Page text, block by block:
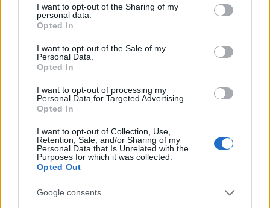
not limited to your visit or usage behaviour. You may click to
grant or deny consent to Google and its third-party tags to
use your data for below specified purposes in below Google
consent section.
I want to opt-out of the Sharing of my
personal data.
Opted In
I want to opt-out of the Sale of my
Personal Data.
Opted In
I want to opt-out of processing my
Personal Data for Targeted Advertising.
Opted In
I want to opt-out of Collection, Use,
Retention, Sale, and/or Sharing of my
Personal Data that Is Unrelated with the
Purposes for which it was collected.
Opted Out
Google consents
AUTOR
staff